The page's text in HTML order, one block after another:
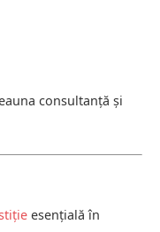
consultanță și
esențială în